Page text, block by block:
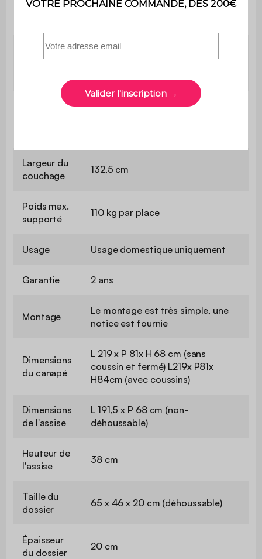
Confort du
Epaisseur
10 cm
Largeur du
couchage
132,5 cm
Poids max.
supporté
110 kg par place
Usage Usage domestique uniquement
Garantie 2 ans
Montage
Le montage est très simple, une
notice est fournie
Dimensions
du canapé
L 219 x P 81x H 68 cm (sans
coussin et fermé) L219x P81x
H84cm (avec coussins)
Dimensions
de l'assise
L 191,5 x P 68 cm (non-
déhoussable)
Hauteur de
l'assise
38 cm
Taille du
dossier
65 x 46 x 20 cm (déhoussable)
Épaisseur
du dossier
20 cm